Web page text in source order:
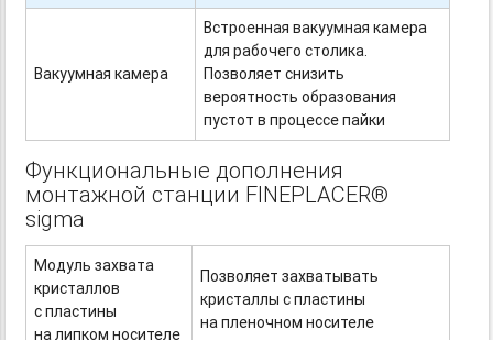
Вакуумная камера
Встроенная вакуумная камера
для рабочего столика.
Позволяет снизить
вероятность образования
пустот в процессе пайки
Функциональные дополнения
монтажной станции FINEPLACER®
sigma
Модуль захвата
кристаллов
с пластины
на липком носителе
Позволяет захватывать
кристаллы с пластины
на пленочном носителе